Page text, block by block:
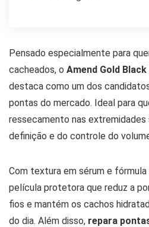
Pensado especialmente para
cacheados, o Amend Gold
destaca como um dos
pontas do mercado. Ideal para
ressecamento nas extremidades
definição e do controle do
Com textura em sérum e
película protetora que reduz a
fios e mantém os cachos
do dia. Além disso, repara